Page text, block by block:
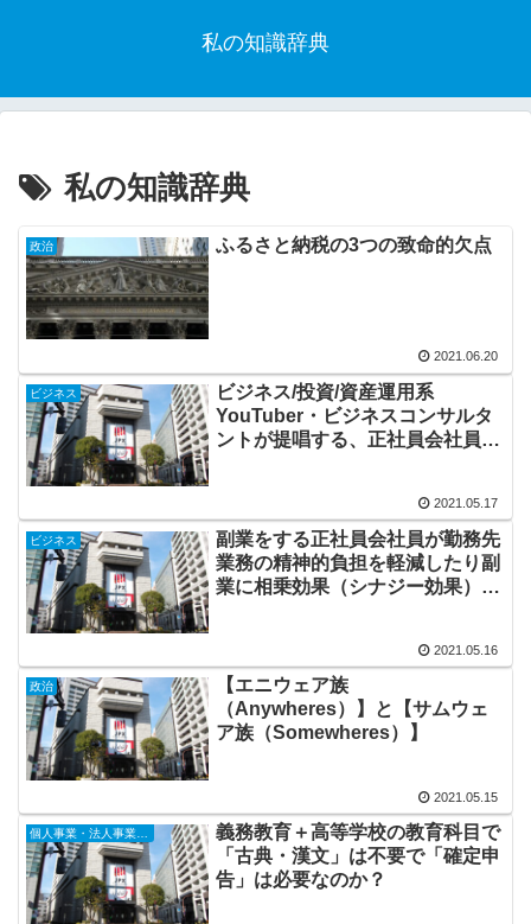
私の知識辞典
私の知識辞典
政治 ふるさと納税の3つの致命的欠点
2021.06.20
ビジネス
ビジネス/投資/資産運用系
YouTuber・ビジネスコンサルタ
ントが提唱する、正社員会社員が
2021.05.17
ビジネス
副業をする正社員会社員が勤務先
業務の精神的負担を軽減したり副
業に相乗効果（シナジー効果）を
2021.05.16
政治
【エニウェア族
（Anywheres）】と【サムウェ
ア族（Somewheres）】
2021.05.15
義務教育＋高等学校の教育科目で
「古典・漢文」は不要で「確定申
告」は必要なのか？